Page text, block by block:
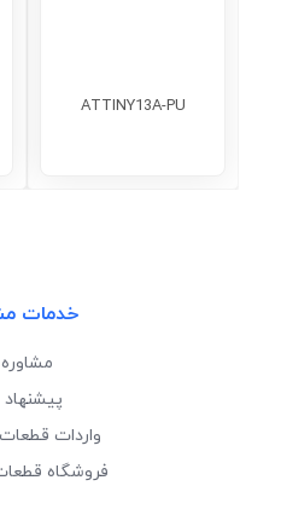
ATTINY13A-PU
خدمات
واردات
فروشگاه